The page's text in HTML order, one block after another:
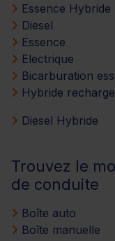
Essence Hybride
Diesel
Essence
Electrique
Bicarburation
Hybride
Diesel Hybride
Trouvez le
de conduite
Boîte auto
Boîte manuelle